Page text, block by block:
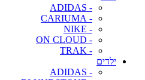
- ADIDAS
- CARIUMA
- NIKE
- ON CLOUD
- TRAK
ילדים
- ADIDAS